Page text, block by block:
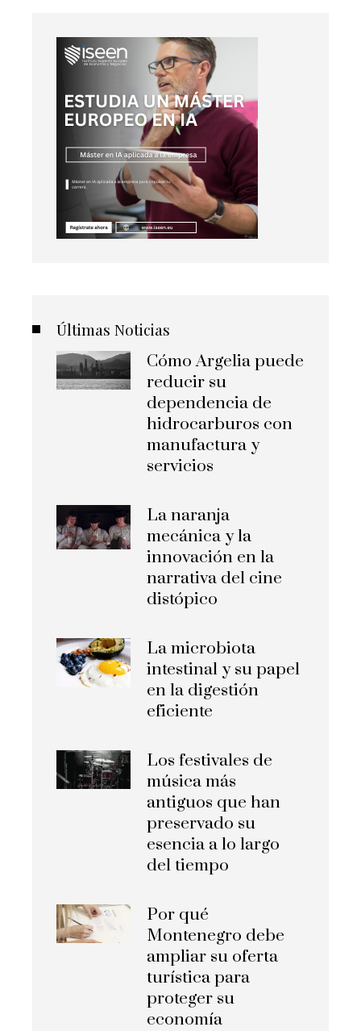
Últimas Noticias
Cómo Argelia puede
reducir su
dependencia de
hidrocarburos con
manufactura y
servicios
La naranja
mecánica y la
innovación en la
narrativa del cine
distópico
La microbiota
intestinal y su papel
en la digestión
eficiente
Los festivales de
música más
antiguos que han
preservado su
esencia a lo largo
del tiempo
Por qué
Montenegro debe
ampliar su oferta
turística para
proteger su
economía